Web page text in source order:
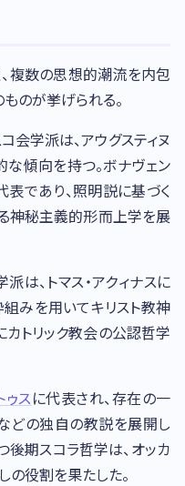
複数の思想的潮流を内包
のが挙げられる。
会学派は、アウグスティヌ
な傾向を持つ。ボナヴェン
表であり、照明説に基づく
神秘主義的形而上学を展
は、トマス・アクィナスに
組みを用いてキリスト教神
トリック教会の公認哲学
ゥスに代表され、存在の一
どの独自の教説を展開し
後期スコラ哲学は、オッカ
の役割を果たした。